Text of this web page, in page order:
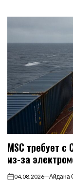
MSC требует
из-за
on04.08.2026 Айдана